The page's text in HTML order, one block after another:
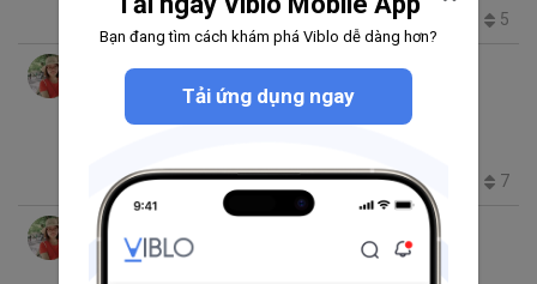
6.7K 3 0 5
Trang Vũ thg 2 23, 2017 8:37 SA 6 phút đọc
Cucumber (P1) - Giới thiệu tổng quan
11.7K 5 0 7
Trang Vũ
Testing framework: TestNG - JUnit
Bạn đang tìm cách khám phá Viblo dễ dàng hơn?
Tải ứng dụng ngay